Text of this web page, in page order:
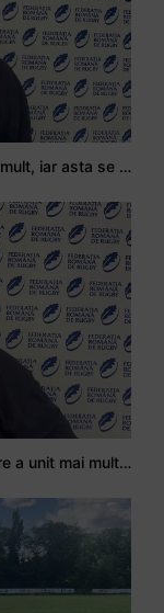
Stejarul Logan Weidner: Echipa a muncit mult, iar asta se va vedea în meciurile de la Nations Cup
Stejarul Iulian Hartig: A fost un turneu care a unit mai mult echipa